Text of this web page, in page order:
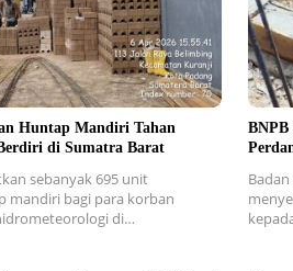
Huntap Mandiri Tahan
di Sumatra Barat
sebanyak 695 unit
mandiri bagi para korban
di…
BNPB